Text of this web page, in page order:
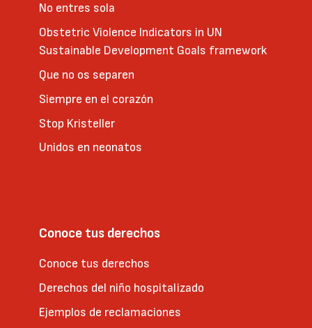
No entres sola
Obstetric Violence Indicators in UN
Sustainable Development Goals framework
Que no os separen
Siempre en el corazón
Stop Kristeller
Unidos en neonatos
Conoce tus derechos
Conoce tus derechos
Derechos del niño hospitalizado
Ejemplos de reclamaciones